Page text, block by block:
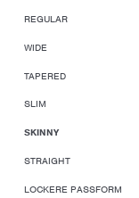
REGULAR
WIDE
TAPERED
SLIM
SKINNY
STRAIGHT
LOCKERE PASSFORM